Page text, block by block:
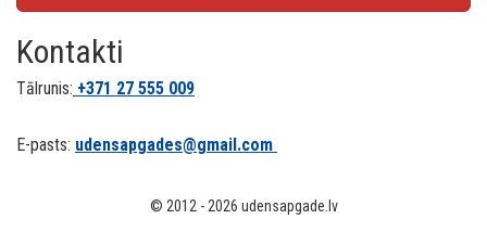
Kontakti
Tālrunis: +371 27 555 009
E-pasts: udensapgades@gmail.com
© 2012 - 2026 udensapgade.lv